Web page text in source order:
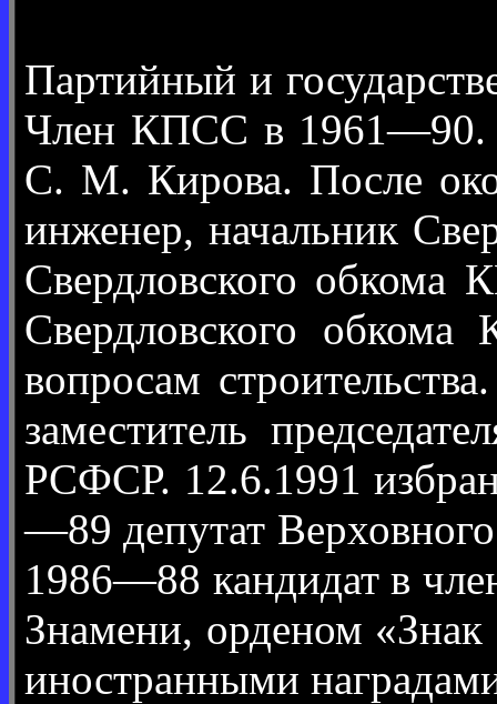
Партийный и
Член КПСС в 1961—90. В
С. М. Кирова. После
инженер, начальник
Свердловского
Свердловского
вопросам
заместитель
РСФСР. 12.6.1991
—89 депутат
1986—88 кандидат в
Знамени, орденом «Знак
иностранными